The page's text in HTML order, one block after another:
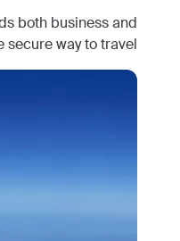
both business and
way to travel.